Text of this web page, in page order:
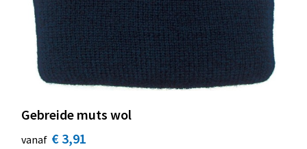
Gebreide muts wol
vanaf € 3,91